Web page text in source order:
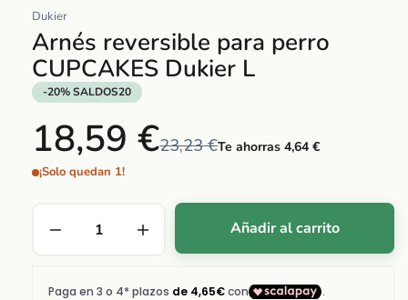
multimedia
1
en
una
ventana
Dukier
Arnés reversible para perro
CUPCAKES Dukier L
-20% SALDOS20
18,59 €23,23 €Te ahorras 4,64 €
¡Solo quedan 1!
Añadir al carrito